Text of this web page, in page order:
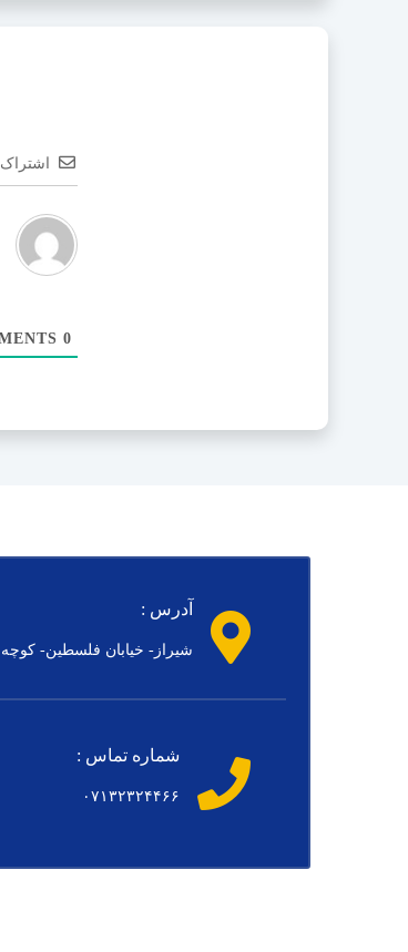
اشتراک
0
آدرس :
شیراز- خیابان فلسطین- کوچه ۲
شماره تماس :
۰۷۱۳۲۳۲۴۴۶۶